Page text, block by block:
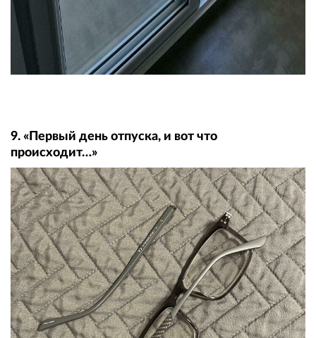
9. «Первый день отпуска, и вот что
происходит…»